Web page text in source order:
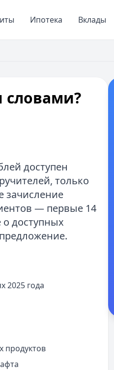
Ипотека Вклады
доступен
только
зачисление
— первые 14
доступных
2025 года
продуктов